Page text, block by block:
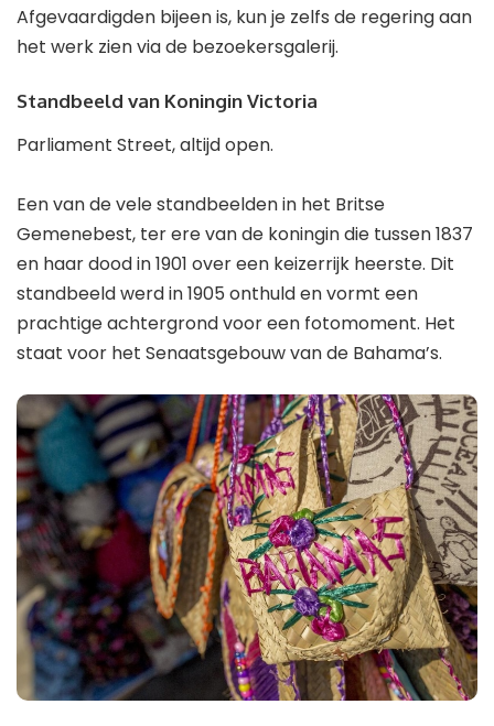
Afgevaardigden bijeen is, kun je zelfs de regering aan
het werk zien via de bezoekersgalerij.
Standbeeld van Koningin Victoria
Parliament Street, altijd open.
Een van de vele standbeelden in het Britse
Gemenebest, ter ere van de koningin die tussen 1837
en haar dood in 1901 over een keizerrijk heerste. Dit
standbeeld werd in 1905 onthuld en vormt een
prachtige achtergrond voor een fotomoment. Het
staat voor het Senaatsgebouw van de Bahama’s.